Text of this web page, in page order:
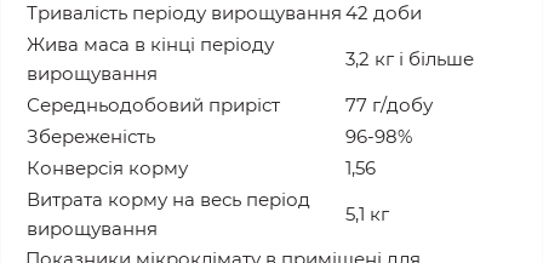
Тривалість періоду вирощування 42 доби
Жива маса в кінці періоду
вирощування
3,2 кг і більше
Середньодобовий приріст
77 г/добу
Збереженість
96-98%
Конверсія корму
1,56
Витрата корму на весь період
вирощування
5,1 кг